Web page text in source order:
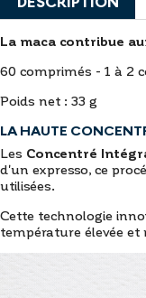
La maca contribue
60 comprimés - 1 à 2
Poids net : 33 g
LA HAUTE
Les Concentré
d'un expresso, ce
utilisées.
Cette technologie
température élevée et